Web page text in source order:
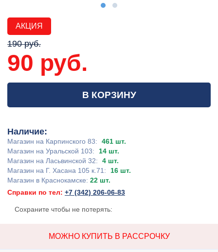
АКЦИЯ
190 руб.
90 руб.
В КОРЗИНУ
Наличие:
Магазин на Карпинского 83:
461 шт.
Магазин на Уральской 103:
14 шт.
Магазин на Ласьвинской 32:
4 шт.
Магазин на Г. Хасана 105 к.71:
16 шт.
Магазин в Краснокамске: 22 шт.
Справки по тел: +7 (342) 206-06-83
Сохраните чтобы не потерять:
МОЖНО КУПИТЬ В РАССРОЧКУ